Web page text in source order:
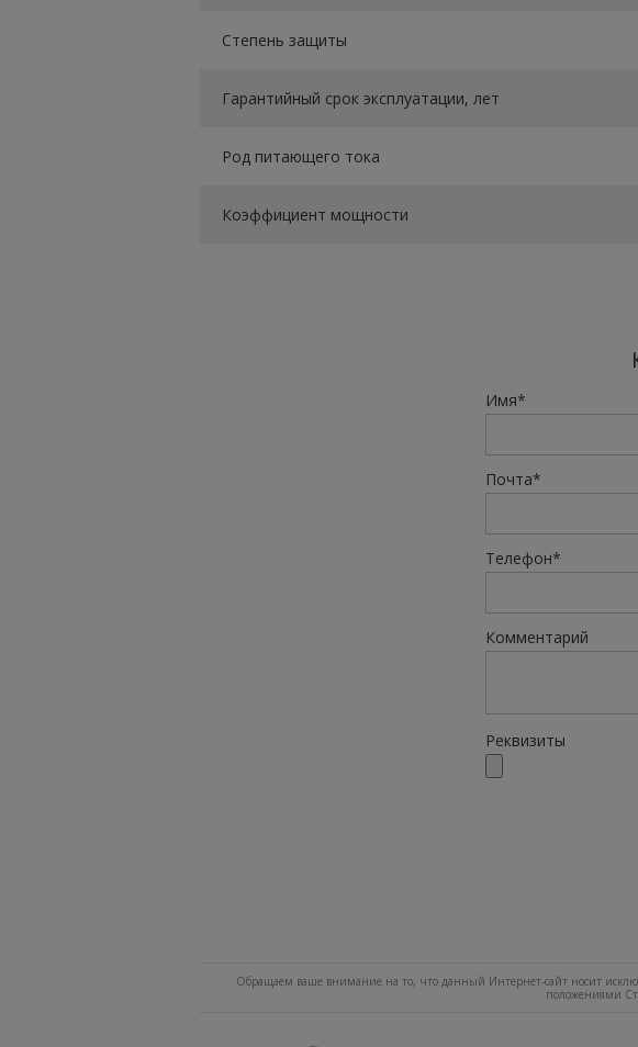
Степень защиты
Гарантийный срок эксплуатации, лет
Род питающего тока
Коэффициент мощности
Имя*
Почта*
Телефон*
Комментарий
Реквизиты
Обращаем ваше внимание на то, что данный Интернет-сайт носит
положениями